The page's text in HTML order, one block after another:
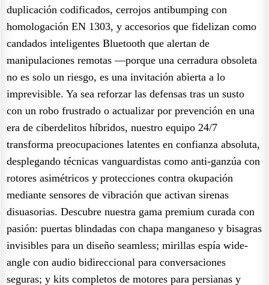
duplicación codificados, cerrojos antibumping con
homologación EN 1303, y accesorios que fidelizan como
candados inteligentes Bluetooth que alertan de
manipulaciones remotas —porque una cerradura obsoleta
no es solo un riesgo, es una invitación abierta a lo
imprevisible. Ya sea reforzar las defensas tras un susto
con un robo frustrado o actualizar por prevención en una
era de ciberdelitos híbridos, nuestro equipo 24/7
transforma preocupaciones latentes en confianza absoluta,
desplegando técnicas vanguardistas como anti-ganzúa con
rotores asimétricos y protecciones contra okupación
mediante sensores de vibración que activan sirenas
disuasorias. Descubre nuestra gama premium curada con
pasión: puertas blindadas con chapa manganeso y bisagras
invisibles para un diseño seamless; mirillas espía wide-
angle con audio bidireccional para conversaciones
seguras; y kits completos de motores para persianas y